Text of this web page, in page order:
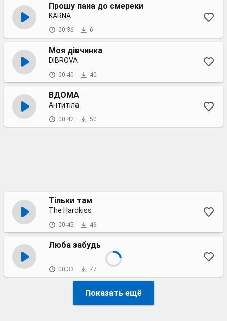
Прошу пана до смереки
KARNA
00:36 6
Моя дівчинка
DIBROVA
00:40 40
ВДОМА
Антитіла
00:42 50
Тільки там
The Hardkiss
00:45 46
Люба забудь
00:33 77
Показать ещё